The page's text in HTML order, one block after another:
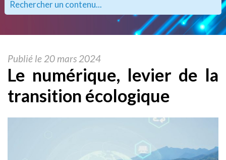
Publié le 20 mars 2024
Le numérique, levier de la
transition écologique